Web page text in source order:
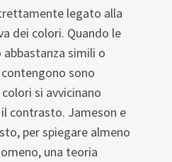
legato alla
dei colori. Quando le
simili o
sono
si avvicinano
contrasto. Jameson e
per spiegare almeno
una teoria